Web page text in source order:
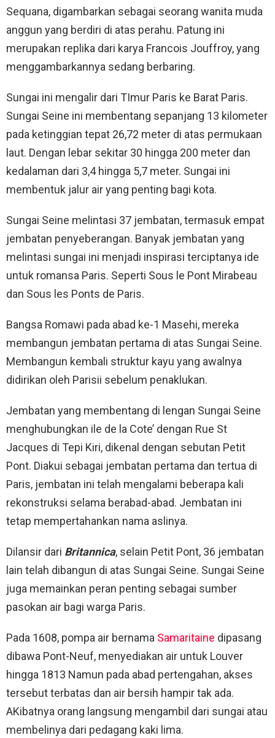
Sequana, digambarkan sebagai seorang wanita muda
anggun yang berdiri di atas perahu. Patung ini
merupakan replika dari karya Francois Jouffroy, yang
menggambarkannya sedang berbaring.
Sungai ini mengalir dari TImur Paris ke Barat Paris.
Sungai Seine ini membentang sepanjang 13 kilometer
pada ketinggian tepat 26,72 meter di atas permukaan
laut. Dengan lebar sekitar 30 hingga 200 meter dan
kedalaman dari 3,4 hingga 5,7 meter. Sungai ini
membentuk jalur air yang penting bagi kota.
Sungai Seine melintasi 37 jembatan, termasuk empat
jembatan penyeberangan. Banyak jembatan yang
melintasi sungai ini menjadi inspirasi terciptanya ide
untuk romansa Paris. Seperti Sous le Pont Mirabeau
dan Sous les Ponts de Paris.
Bangsa Romawi pada abad ke-1 Masehi, mereka
membangun jembatan pertama di atas Sungai Seine.
Membangun kembali struktur kayu yang awalnya
didirikan oleh Parisii sebelum penaklukan.
Jembatan yang membentang di lengan Sungai Seine
menghubungkan ile de la Cote’ dengan Rue St
Jacques di Tepi Kiri, dikenal dengan sebutan Petit
Pont. Diakui sebagai jembatan pertama dan tertua di
Paris, jembatan ini telah mengalami beberapa kali
rekonstruksi selama berabad-abad. Jembatan ini
tetap mempertahankan nama aslinya.
Dilansir dari Britannica, selain Petit Pont, 36 jembatan
lain telah dibangun di atas Sungai Seine. Sungai Seine
juga memainkan peran penting sebagai sumber
pasokan air bagi warga Paris.
Pada 1608, pompa air bernama Samaritaine dipasang
dibawa Pont-Neuf, menyediakan air untuk Louver
hingga 1813 Namun pada abad pertengahan, akses
tersebut terbatas dan air bersih hampir tak ada.
AKibatnya orang langsung mengambil dari sungai atau
membelinya dari pedagang kaki lima.